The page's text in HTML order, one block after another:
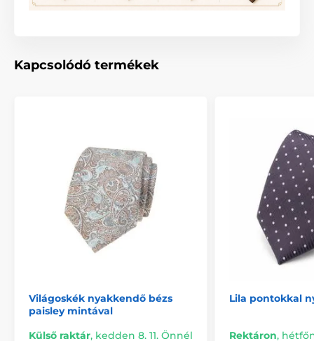
Kapcsolódó termékek
Világoskék nyakkendő bézs
paisley mintával
Külső raktár, kedden 8. 11. Önnél
Lila pontokkal
Rektáron,